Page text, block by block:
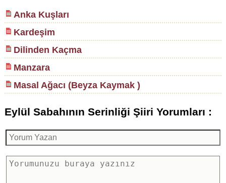
Anka Kuşları
Kardeşim
Dilinden Kaçma
Manzara
Masal Ağacı (Beyza Kaymak )
Eylül Sabahının Serinliği Şiiri Yorumları :